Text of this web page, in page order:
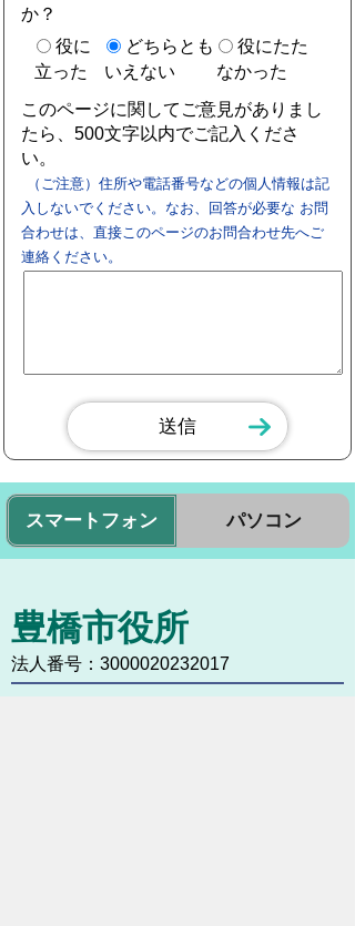
か？
役に
立った
どちらとも
いえない
役にたた
なかった
このページに関してご意見がありまし
たら、500文字以内でご記入くださ
い。
（ご注意）住所や電話番号などの個人情報は記
入しないでください。なお、回答が必要な お問
合わせは、直接このページのお問合わせ先へご
連絡ください。
スマートフォン パソコン
豊橋市役所
法人番号：3000020232017